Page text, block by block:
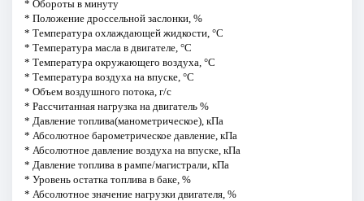
* Обороты в минуту
* Положение дроссельной заслонки, %
* Температура охлаждающей жидкости, °C
* Температура масла в двигателе, °C
* Температура окружающего воздуха, °C
* Температура воздуха на впуске, °C
* Объем воздушного потока, г/с
* Рассчитанная нагрузка на двигатель %
* Давление топлива(манометрическое), кПа
* Абсолютное барометрическое давление, кПа
* Абсолютное давление воздуха на впуске, кПа
* Давление топлива в рампе/магистрали, кПа
* Уровень остатка топлива в баке, %
* Абсолютное значение нагрузки двигателя, %